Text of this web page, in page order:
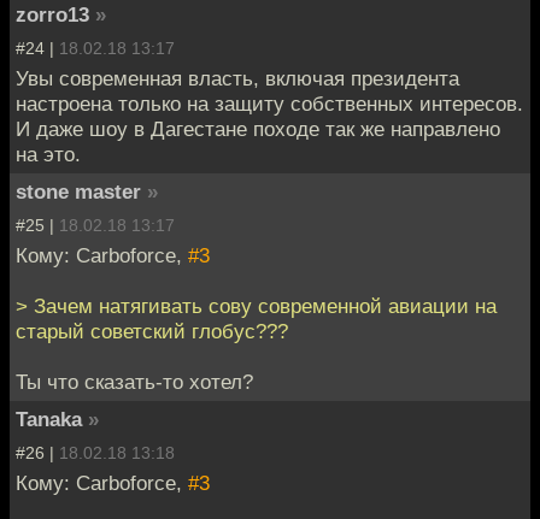
zorro13 »
#24 | 18.02.18 13:17
Увы современная власть, включая президента
настроена только на защиту собственных интересов.
И даже шоу в Дагестане походе так же направлено
на это.
stone master »
#25 | 18.02.18 13:17
Кому: Carboforce, #3
> Зачем натягивать сову современной авиации на
старый советский глобус???
Ты что сказать-то хотел?
Tanaka »
#26 | 18.02.18 13:18
Кому: Carboforce, #3